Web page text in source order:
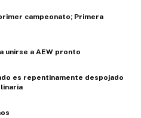
campeonato; Primera
unirse a AEW pronto
es repentinamente despojado